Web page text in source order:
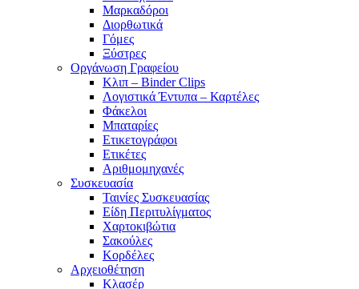
Μαρκαδόροι
Διορθωτικά
Γόμες
Ξύστρες
Οργάνωση Γραφείου
Κλιπ – Binder Clips
Λογιστικά Έντυπα – Καρτέλες
Φάκελοι
Μπαταρίες
Ετικετογράφοι
Ετικέτες
Αριθμομηχανές
Συσκευασία
Ταινίες Συσκευασίας
Είδη Περιτυλίγματος
Χαρτοκιβώτια
Σακούλες
Κορδέλες
Αρχειοθέτηση
Κλασέρ